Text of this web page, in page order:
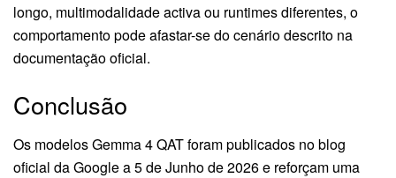
longo, multimodalidade activa ou runtimes diferentes, o
comportamento pode afastar-se do cenário descrito na
documentação oficial.
Conclusão
Os modelos Gemma 4 QAT foram publicados no blog
oficial da Google a 5 de Junho de 2026 e reforçam uma